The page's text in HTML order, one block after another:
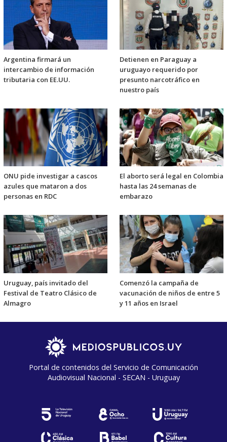
Argentina firmará un
intercambio de información
tributaria con EE.UU.
Detienen en Paraguay a
uruguayo requerido por
presunto narcotráfico en
nuestro país
ONU pide investigar a cascos
azules que mataron a dos
personas en RDC
El aborto será legal en Colombia
hasta las 24 semanas de
embarazo
Uruguay, país invitado del
Festival de Teatro Clásico de
Almagro
Comenzó la campaña de
vacunación de niños de entre 5
y 11 años en Israel
Portal de contenidos del Servicio de Comunicación
Audiovisual Nacional - SECAN - Uruguay